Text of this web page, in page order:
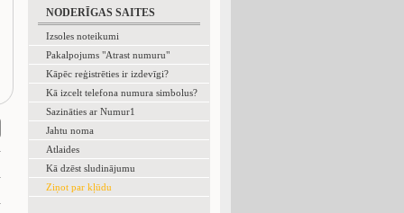
NODERĪGAS SAITES
Izsoles noteikumi
Pakalpojums "Atrast numuru"
Kāpēc reģistrēties ir izdevīgi?
Kā izcelt telefona numura simbolus?
Sazināties ar Numur1
Jahtu noma
Atlaides
Kā dzēst sludinājumu
Ziņot par kļūdu